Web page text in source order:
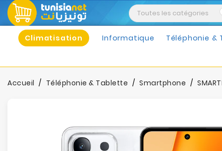
Climatisation Informatique Téléphonie &
Accueil Téléphonie & Tablette Smartphone